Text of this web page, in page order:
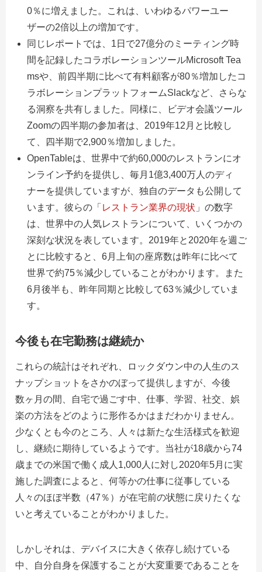
0％に増えました。これは、いわゆるパワーユー
ザーの2倍以上の増加です。
同じレポートでは、1日で27億分のミーティング時
間を記録したコラボレーションツールMicrosoft Tea
msや、前四半期に比べて有料顧客が80％増加したコ
ラボレーションプラットフォームSlackなど、さらな
る洞察を共有しました。同様に、ビデオ会議ツール
Zoomの四半期の参加者は、2019年12月と比較し
て、四半期で2,900％増加しました。
OpenTableは、世界中で約60,000のレストランにオ
ンライン予約を提供し、毎月1億3,400万人のディ
ナーを提供していますが、独自のデータも公開して
います。彼らの「 レストラン業界の現状 」の数字
は、世界中の人気レストランについて、いくつかの
深刻な状況を表しています。2019年と2020年を週ご
とに比較すると、6月上旬の座席数は昨年に比べて
世界で約75％減少していることがわかります。また
6月後半も、昨年同期と比較して63％減少していま
す。
今後も在宅勤務は継続か
これらの統計はそれぞれ、ロックダウン中の人生のス
ナップショットをさかのぼって提供しますが、今後
数ヶ月の間、自宅で過ごす中、仕事、学習、社交、娯
楽の方法をどのように形作るかはまだわかりません。
少なくとも今のところ、人々は新たな生活様式を歓迎
し、継続に期待しているようです。当社が18歳から74
歳までの米国で働く成人1,000人に対し2020年5月に実
施した調査によると、何等かの仕事に従事している
人々のほぼ半数（47％）が在宅前の状態に戻りたくな
いと考えていることがわかりました。
しかしそれは、デバイスに大きく依存し続けている
中、自分自身を保護することが大変重要であることを